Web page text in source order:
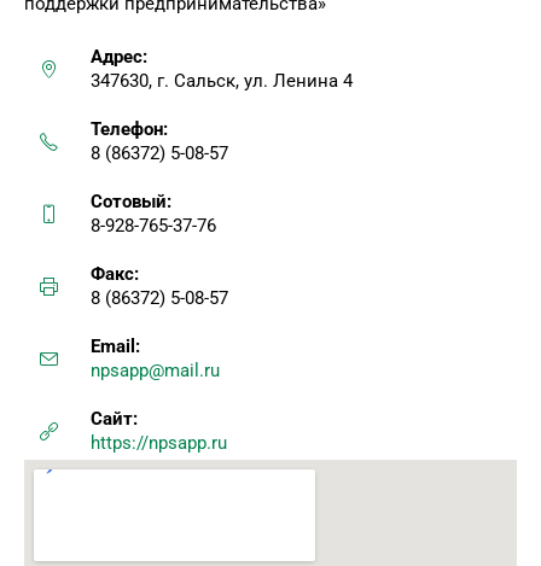
Адрес:
347630, г. Сальск, ул. Ленина 4
Телефон:
8 (86372) 5-08-57
Сотовый:
8-928-765-37-76
Факс:
8 (86372) 5-08-57
Email:
npsapp@mail.ru
Сайт:
https://npsapp.ru